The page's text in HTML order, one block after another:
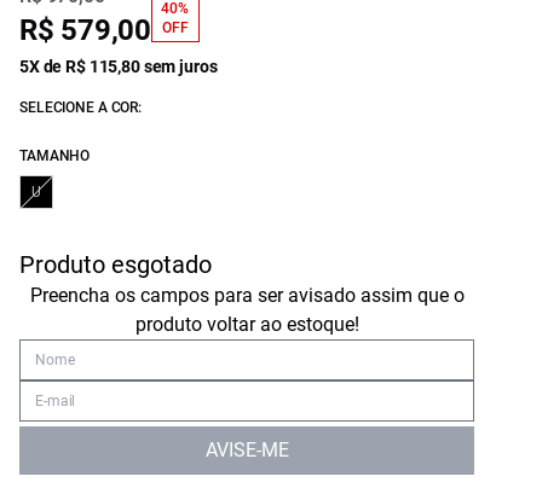
R$ 579,00
40%
OFF
5X de R$ 115,80 sem juros
SELECIONE A COR:
TAMANHO
U
Produto esgotado
Preencha os campos para ser avisado assim que o
produto voltar ao estoque!
AVISE-ME